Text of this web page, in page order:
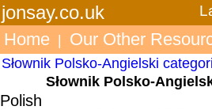
jonsay.co.uk
Home Our Other
Słownik Polsko-Angielski
Słownik Polsko-
Polish